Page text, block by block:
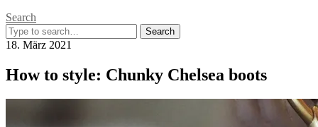
Search
Search
for:
18. März 2021
How to style: Chunky Chelsea boots